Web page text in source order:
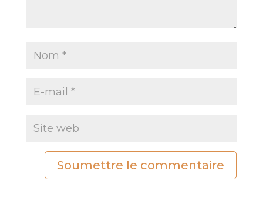
Soumettre le commentaire